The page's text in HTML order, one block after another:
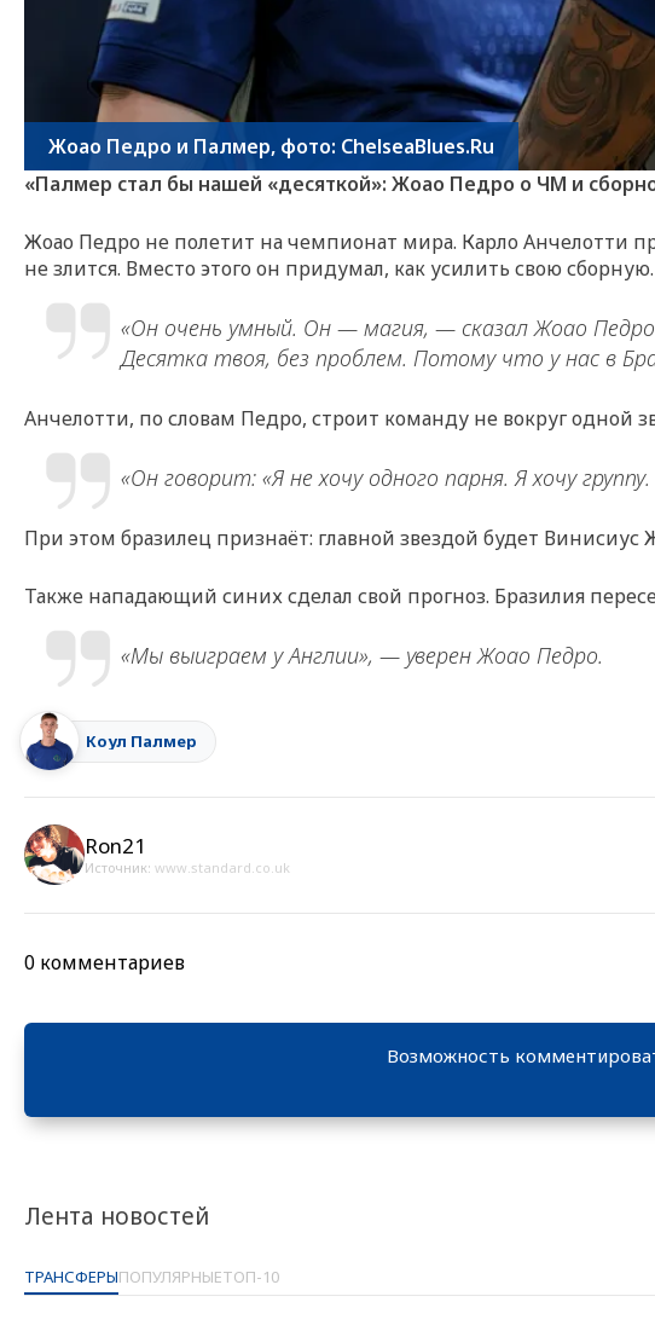
Лента новостей
ТРАНСФЕРЫПОПУЛЯРНЫЕТОП-10
Жоао Педро и Палмер, фото: ChelseaBlues.Ru
«Палмер стал бы нашей «десяткой»: Жоао Педро о ЧМ и
Жоао Педро не полетит на чемпионат мира. Карло Анчелотти
не злится. Вместо этого он придумал, как усилить свою
«Он очень умный. Он — магия, — сказал Жоао
Десятка твоя, без проблем. Потому что у нас в
Анчелотти, по словам Педро, строит команду не вокруг одной
«Он говорит: «Я не хочу одного парня. Я хочу
При этом бразилец признаёт: главной звездой будет
Также нападающий синих сделал свой прогноз. Бразилия
«Мы выиграем у Англии», — уверен Жоао Педро.
Коул Палмер
Ron21
Источник: www.standard.co.uk
0 комментариев
Возможность